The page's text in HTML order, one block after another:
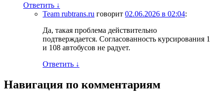
Ответить ↓
Team rubtrans.ru говорит 02.06.2026 в 02:04:
Да, такая проблема действительно
подтверждается. Согласованность курсирования 1
и 108 автобусов не радует.
Ответить ↓
Навигация по комментариям